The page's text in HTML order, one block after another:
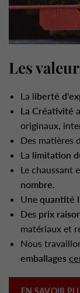
Les
La liberté
La Créativité
originaux,
Des matières
La limitation
Le chaussant
nombre.
Une quantité
Des prix
matériaux et
Nous
emballages
EN SAVOIR